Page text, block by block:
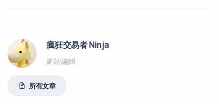
瘋狂交易者 Ninja
網站編輯
所有文章